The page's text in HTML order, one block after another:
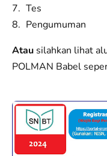
Tes
Pengumuman
Atau silahkan lihat
POLMAN Babel